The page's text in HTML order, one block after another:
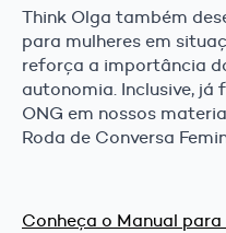
Think Olga também
para mulheres em
reforça a importância
autonomia. Inclusive, já
ONG em nossos
Roda de Conversa
Conheça o Manual